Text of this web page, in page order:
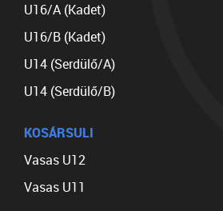
U16/A (Kadet)
U16/B (Kadet)
U14 (Serdülő/A)
U14 (Serdülő/B)
KOSÁRSULI
Vasas U12
Vasas U11